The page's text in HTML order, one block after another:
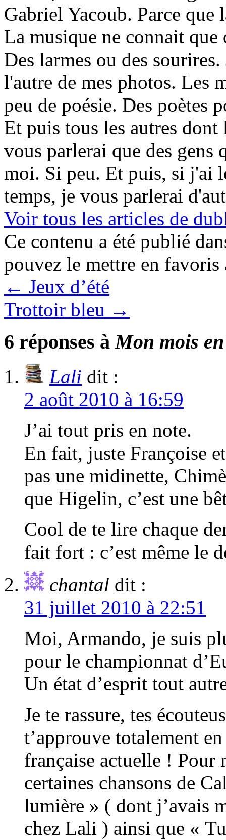
Gabriel Yacoub. Parce que
La musique ne connait que
Des larmes ou des
l'autre de mes photos. Les
peu de poésie. Des poètes
Et puis tous les autres dont
vous parlerai que des gens
moi. Si peu. Et puis, si j'ai
temps, je vous parlerai
Voir tous les articles de
Ce contenu a été publié
pouvez le mettre en
← Jeux d’été
Trottoir bleu →
6 réponses àMon mois
Lali dit :
2 août 2010 à 16:59
J’ai tout pris en note.
En fait, juste Françoise
pas une midinette,
que Higelin, c’est une
Cool de te lire chaque
fait fort : c’est même le
chantal dit :
31 juillet 2010 à 22:51
Moi, Armando, je suis
pour le championnat
Un état d’esprit tout
Je te rassure, tes
t’approuve totalement
française actuelle ! Pour
certaines chansons de
lumière » ( dont j’avais
chez Lali ) ainsi que «